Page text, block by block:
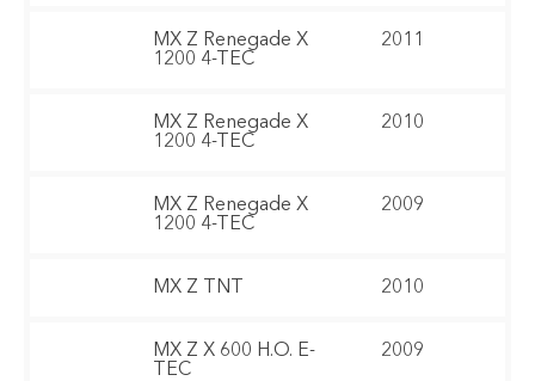
MX Z Renegade X
1200 4-TEC
2011
MX Z Renegade X
1200 4-TEC
2010
MX Z Renegade X
1200 4-TEC
2009
MX Z TNT 2010
MX Z X 600 H.O. E-
TEC
2009